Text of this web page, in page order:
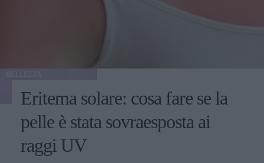
Eritema solare: cosa fare se la
pelle è stata sovraesposta ai
raggi UV